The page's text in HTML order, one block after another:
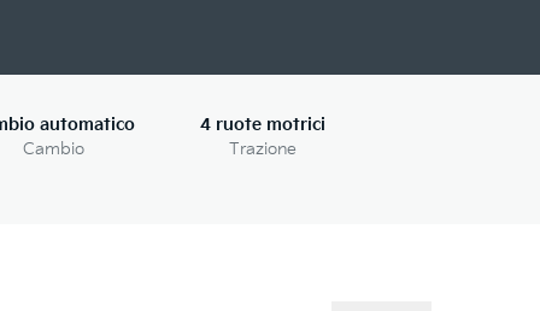
automatico
Cambio
4 ruote motrici
Trazione